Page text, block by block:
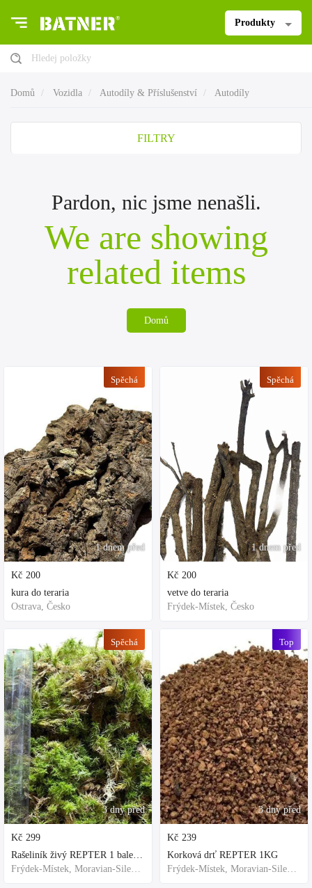
Produkty
Hledej položky
Domů Vozidla Autodíly & Příslušenství Autodíly
FILTRY
Pardon, nic jsme nenašli.
We are showing
related items
Domů
1 dnem před
Spěchá
Kč 200
kura do teraria
Ostrava, Česko
3 dny před
Spěchá
Kč 299
Rašeliník živý REPTER 1 balení - násada, TOP kvalita 30cm-30cm-8cm
Frýdek-Místek, Moravian-Silesian Region,Others
1 dnem před
Spěchá
Kč 200
vetve do teraria
Frýdek-Místek, Česko
3 dny před
Top
Kč 239
Korková drť REPTER 1KG
Frýdek-Místek, Moravian-Silesian Region,Others